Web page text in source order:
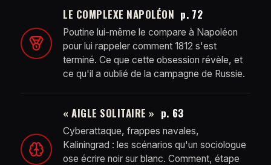
LE COMPLEXE NAPOLÉON p. 72
Poutine lui-même le compare à Napoléon
pour lui rappeler comment 1812 s'est
terminé. Ce que cette obsession révèle, et
ce qu'il a oublié de la campagne de Russie.
« AIGLE SOLITAIRE » p. 63
Cyberattaque, frappes navales,
Kaliningrad : les scénarios qu'un sociologue
ose écrire noir sur blanc. Comment, étape